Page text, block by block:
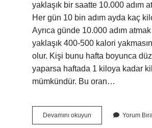
yaklaşık bir saatte 10.000 adım
Her gün 10 bin adım ayda kaç
Ayrıca günde 10.000 adım
yaklaşık 400-500 kalori
olur. Kişi bunu hafta boyunca
yaparsa haftada 1 kiloya kadar
mümkündür. Bu oran…
Devamını okuyun
Bin
Yorum